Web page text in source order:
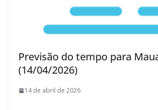
Previsão do tempo para
(14/04/2026)
14 de abril de 2026